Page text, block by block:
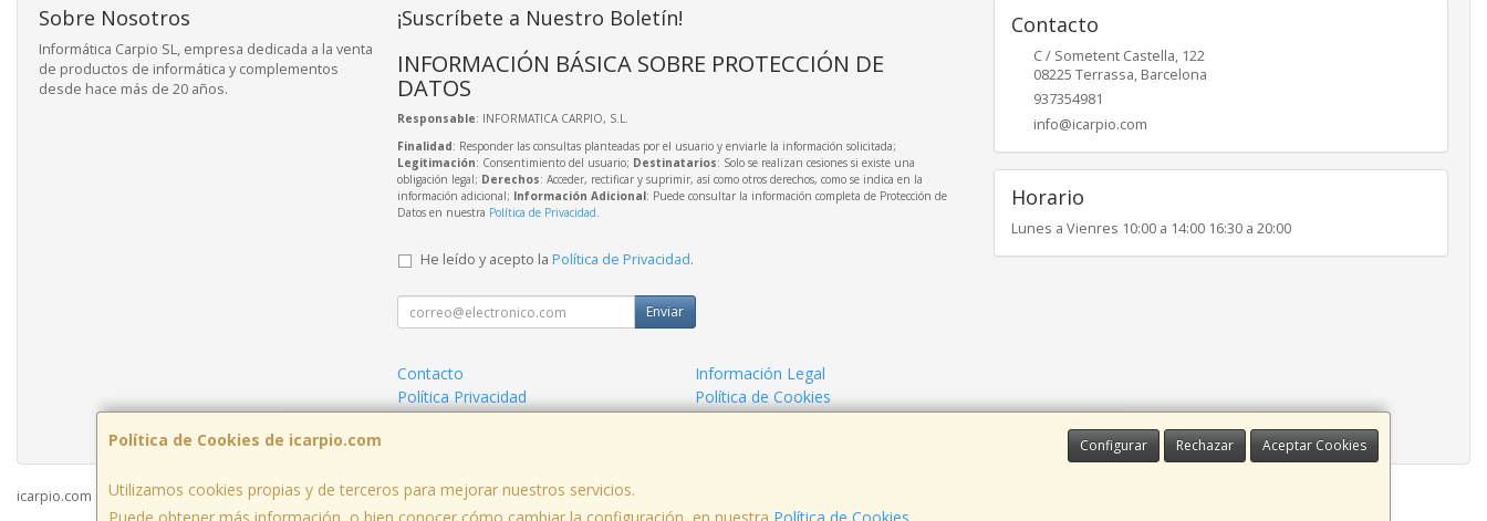
Política de Cookies de icarpio.com Configurar Rechazar Aceptar Cookies
Utilizamos cookies propias y de terceros para mejorar nuestros servicios.
Sobre Nosotros
Informática Carpio SL, empresa dedicada a la venta
de productos de informática y complementos
desde hace más de 20 años.
¡Suscríbete a Nuestro Boletín!
INFORMACIÓN BÁSICA SOBRE PROTECCIÓN DE
DATOS
Responsable: INFORMATICA CARPIO, S.L.
Finalidad: Responder las consultas planteadas por el usuario y enviarle la información solicitada;
Legitimación: Consentimiento del usuario; Destinatarios: Solo se realizan cesiones si existe una
obligación legal; Derechos: Acceder, rectificar y suprimir, así como otros derechos, como se indica en la
información adicional; Información Adicional: Puede consultar la información completa de Protección de
Datos en nuestra Política de Privacidad.
He leído y acepto la Política de Privacidad.
Enviar
Contacto
Información Legal
Política Privacidad
Política de Cookies
Contacto
C / Sometent Castella, 122
08225 Terrassa, Barcelona
937354981
info@icarpio.com
Horario
Lunes a Vienres 10:00 a 14:00 16:30 a 20:00
icarpio.com © 2026
, , , , España. - C.I.F.: B62905492 - Tfno: